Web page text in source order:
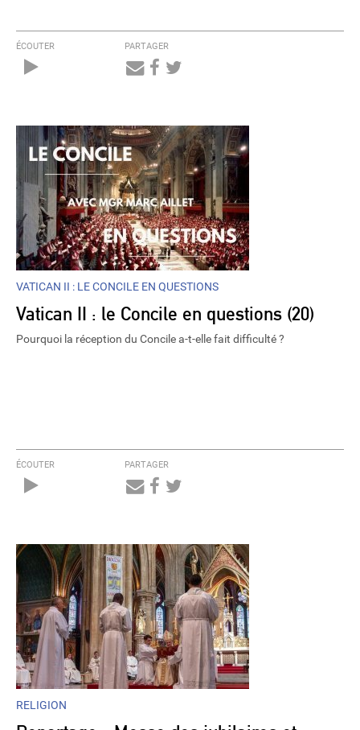
ÉCOUTER PARTAGER
VATICAN II : LE CONCILE EN QUESTIONS
Vatican II : le Concile en questions (20)
Pourquoi la réception du Concile a-t-elle fait difficulté ?
ÉCOUTER PARTAGER
RELIGION